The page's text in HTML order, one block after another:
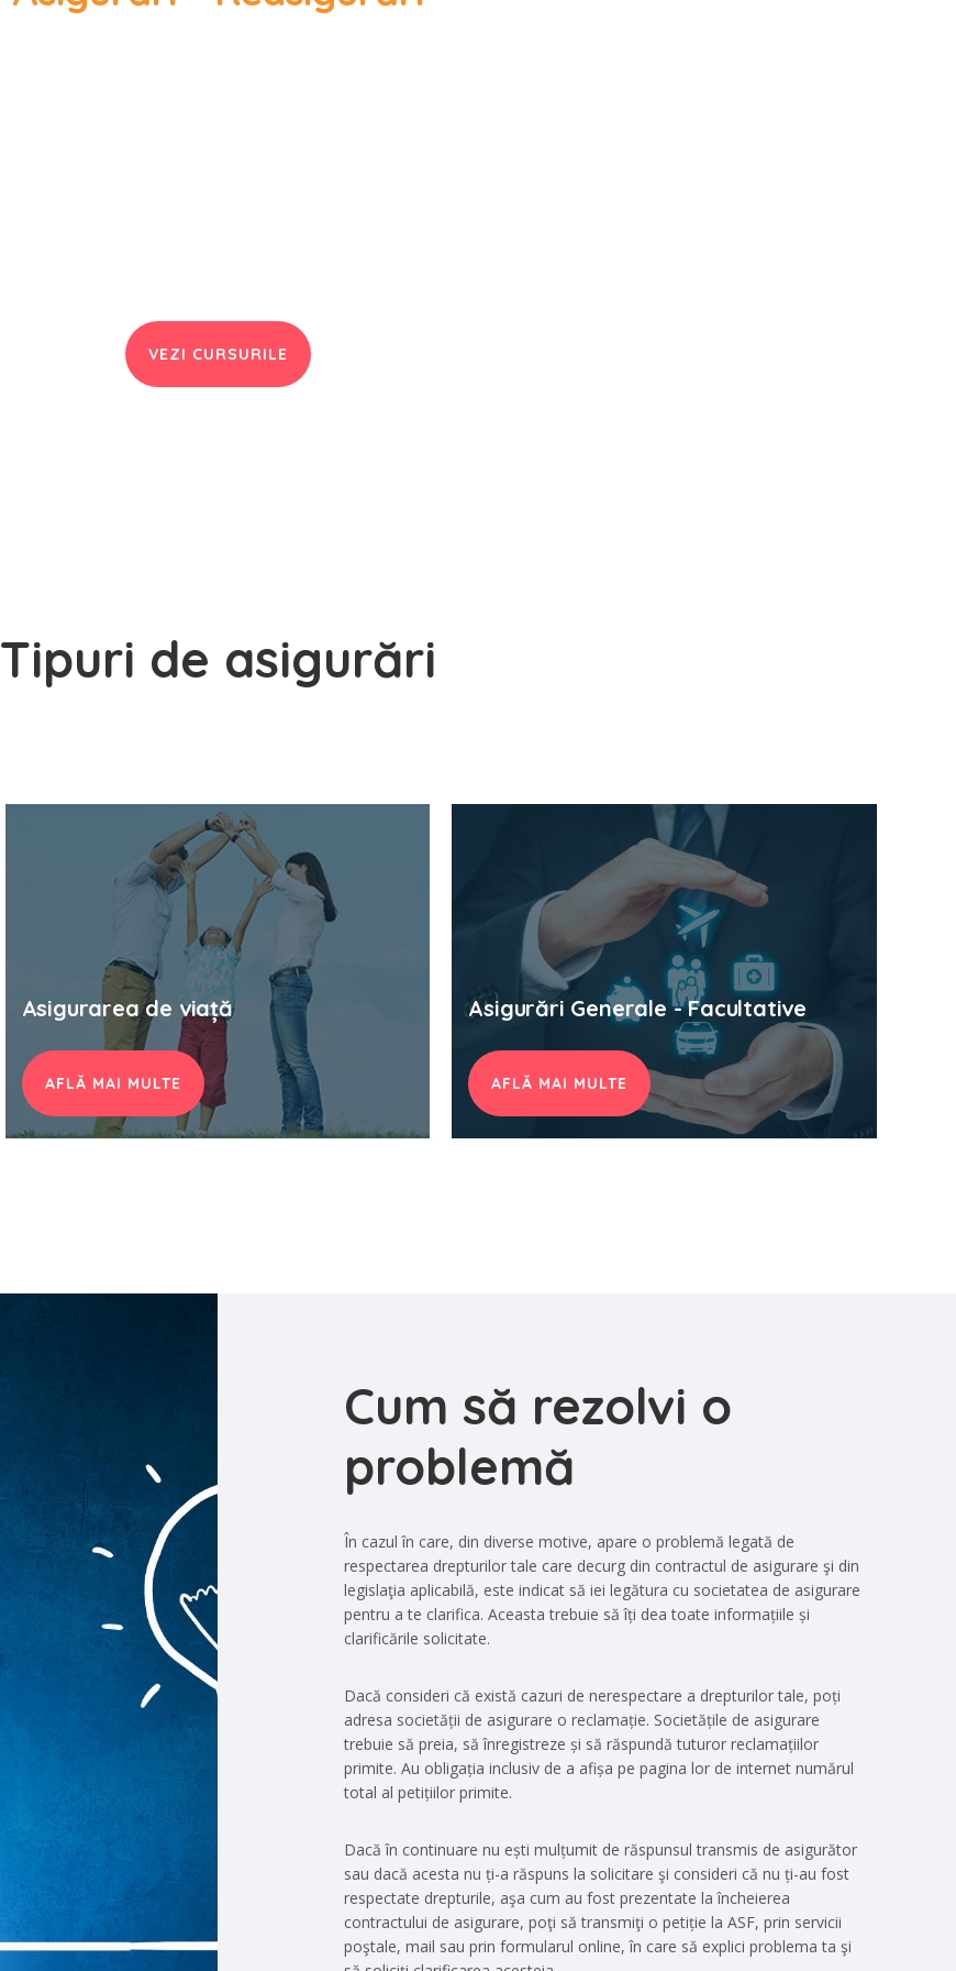
VEZI CURSURILE
Tipuri de asigurări
Asigurarea de viață
AFLĂ MAI MULTE
Asigurări Generale - Facultative
AFLĂ MAI MULTE
Cum să rezolvi o
problemă
În cazul în care, din diverse motive, apare o problemă legată de
respectarea drepturilor tale care decurg din contractul de asigurare şi din
legislaţia aplicabilă, este indicat să iei legătura cu societatea de asigurare
pentru a te clarifica. Aceasta trebuie să îți dea toate informațiile și
clarificările solicitate.
Dacă consideri că există cazuri de nerespectare a drepturilor tale, poți
adresa societății de asigurare o reclamație. Societățile de asigurare
trebuie să preia, să înregistreze și să răspundă tuturor reclamațiilor
primite. Au obligația inclusiv de a afișa pe pagina lor de internet numărul
total al petițiilor primite.
Dacă în continuare nu ești mulțumit de răspunsul transmis de asigurător
sau dacă acesta nu ți-a răspuns la solicitare şi consideri că nu ți-au fost
respectate drepturile, aşa cum au fost prezentate la încheierea
contractului de asigurare, poţi să transmiţi o petiție la ASF, prin servicii
poştale, mail sau prin formularul online, în care să explici problema ta şi